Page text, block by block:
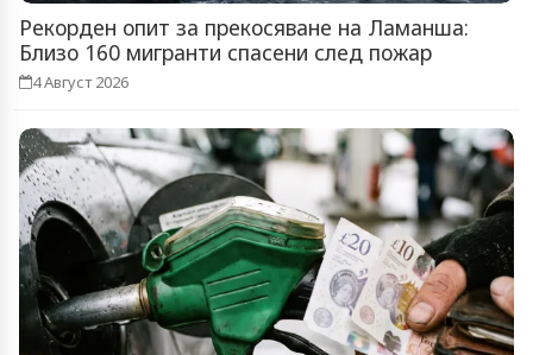
Рекорден опит за прекосяване на Ламанша:
Близо 160 мигранти спасени след пожар
4 Август 2026